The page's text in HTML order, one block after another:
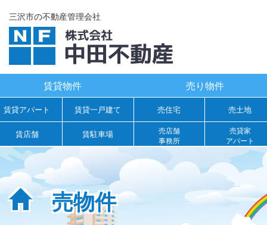
三沢市の不動産管理会社
賃貸物件 売り物件
賃貸アパート 賃貸一戸建て
賃店舗 賃駐車場
売住宅 売土地
売店舗
事務所
売貸家
アパート
売物件